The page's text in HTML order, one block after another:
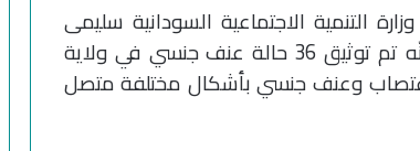
التنمية الاجتماعية السودانية سليمى
إسحاق في تصريح خاص لوكالة أنباء العالم العربي: إنّه تم توثيق 36 حالة عنف جنسي في ولاية
اغتصاب وعنف جنسي بأشكال مختلفة متصل